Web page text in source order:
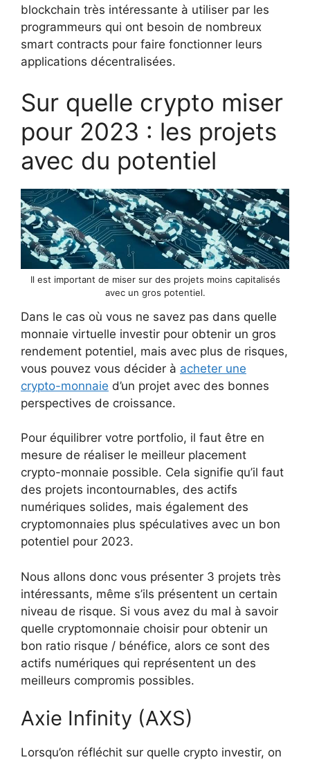
blockchain très intéressante à utiliser par les
programmeurs qui ont besoin de nombreux
smart contracts pour faire fonctionner leurs
applications décentralisées.
Sur quelle crypto miser
pour 2023 : les projets
avec du potentiel
Il est important de miser sur des projets moins capitalisés
avec un gros potentiel.
Dans le cas où vous ne savez pas dans quelle
monnaie virtuelle investir pour obtenir un gros
rendement potentiel, mais avec plus de risques,
vous pouvez vous décider à acheter une
crypto-monnaie d’un projet avec des bonnes
perspectives de croissance.
Pour équilibrer votre portfolio, il faut être en
mesure de réaliser le meilleur placement
crypto-monnaie possible. Cela signifie qu’il faut
des projets incontournables, des actifs
numériques solides, mais également des
cryptomonnaies plus spéculatives avec un bon
potentiel pour 2023.
Nous allons donc vous présenter 3 projets très
intéressants, même s’ils présentent un certain
niveau de risque. Si vous avez du mal à savoir
quelle cryptomonnaie choisir pour obtenir un
bon ratio risque / bénéfice, alors ce sont des
actifs numériques qui représentent un des
meilleurs compromis possibles.
Axie Infinity (AXS)
Lorsqu’on réfléchit sur quelle crypto investir, on